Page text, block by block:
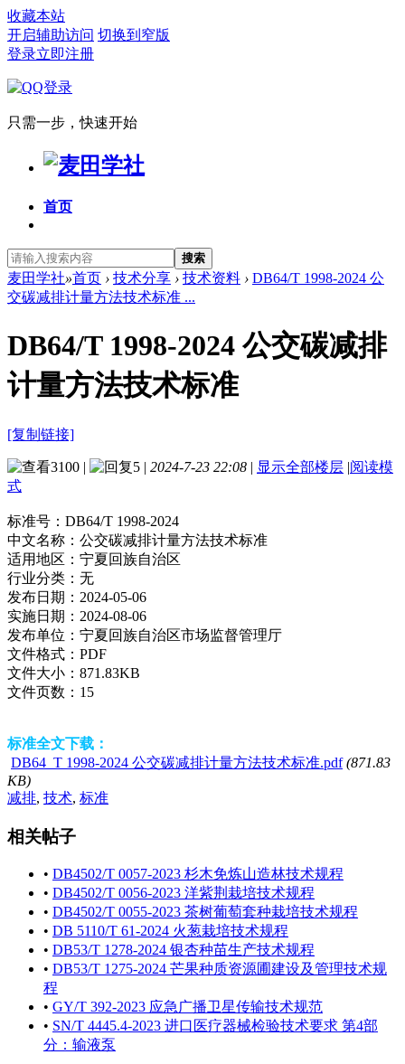
收藏本站
开启辅助访问 切换到窄版
登录立即注册
只需一步，快速开始
首页
搜索
麦田学社»首页 › 技术分享 › 技术资料 › DB64/T 1998-2024 公
交碳减排计量方法技术标准 ...
DB64/T 1998-2024 公交碳减排
计量方法技术标准
[复制链接]
3100 | 5 | 2024-7-23 22:08 | 显示全部楼层 |阅读模
式
标准号： DB64/T 1998-2024
中文名称： 公交碳减排计量方法技术标准
适用地区： 宁夏回族自治区
行业分类： 无
发布日期： 2024-05-06
实施日期： 2024-08-06
发布单位： 宁夏回族自治区市场监督管理厅
文件格式： PDF
文件大小： 871.83KB
文件页数： 15
标准全文下载：
DB64_T 1998-2024 公交碳减排计量方法技术标准.pdf (871.83
KB)
减排, 技术, 标准
相关帖子
• DB4502/T 0057-2023 杉木免炼山造林技术规程
• DB4502/T 0056-2023 洋紫荆栽培技术规程
• DB4502/T 0055-2023 茶树葡萄套种栽培技术规程
• DB 5110/T 61-2024 火葱栽培技术规程
• DB53/T 1278-2024 银杏种苗生产技术规程
• DB53/T 1275-2024 芒果种质资源圃建设及管理技术规
程
• GY/T 392-2023 应急广播卫星传输技术规范
• SN/T 4445.4-2023 进口医疗器械检验技术要求 第4部
分：输液泵